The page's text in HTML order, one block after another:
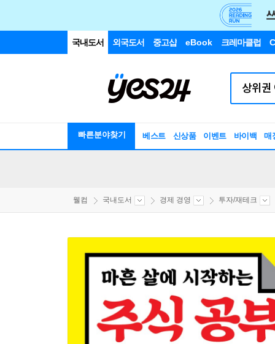
국내도서 외국도서 중고샵 eBook 크레마클럽
빠른분야찾기 베스트 신상품 이벤트 바이백 매
웰컴 국내도서 경제 경영 투자/재테크